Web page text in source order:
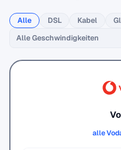
Alle DSL Kabel
alle